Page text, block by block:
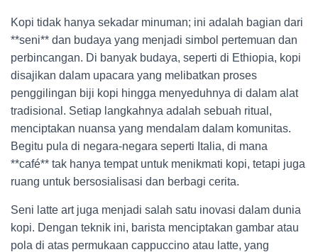
Kopi tidak hanya sekadar minuman; ini adalah bagian dari
**seni** dan budaya yang menjadi simbol pertemuan dan
perbincangan. Di banyak budaya, seperti di Ethiopia, kopi
disajikan dalam upacara yang melibatkan proses
penggilingan biji kopi hingga menyeduhnya di dalam alat
tradisional. Setiap langkahnya adalah sebuah ritual,
menciptakan nuansa yang mendalam dalam komunitas.
Begitu pula di negara-negara seperti Italia, di mana
**café** tak hanya tempat untuk menikmati kopi, tetapi juga
ruang untuk bersosialisasi dan berbagi cerita.
Seni latte art juga menjadi salah satu inovasi dalam dunia
kopi. Dengan teknik ini, barista menciptakan gambar atau
pola di atas permukaan cappuccino atau latte, yang